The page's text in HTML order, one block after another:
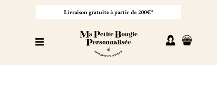
Livraison gratuite à partir de 200€*
Toggle
Personnaliser sa bougie